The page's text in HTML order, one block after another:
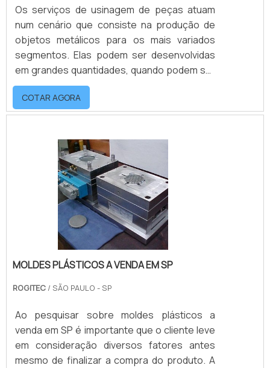
Os serviços de usinagem de peças atuam
num cenário que consiste na produção de
objetos metálicos para os mais variados
segmentos. Elas podem ser desenvolvidas
em grandes quantidades, quando podem ser
aplicadas em equipamentos e máquinas
diferentes, ou podem ser fabricadas para
situações específicas.O serviço é
Civil; Fábricas; Autopeças; Entre outras. Para
esse tipo de serviço é indicado que a fábrica
trabalhe com modelagem 3D a partir do
projeto 2D, ela.
COTAR AGORA
MOLDES PLÁSTICOS A VENDA EM SP
ROGITEC / SÃO PAULO - SP
Ao pesquisar sobre moldes plásticos a
venda em SP é importante que o cliente leve
em consideração diversos fatores antes
mesmo de finalizar a compra do produto. A